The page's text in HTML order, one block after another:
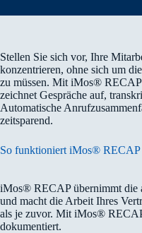
Stellen Sie sich vor, Ihre
konzentrieren, ohne sich um
zu müssen. Mit iMos®
zeichnet Gespräche auf,
Automatische
zeitsparend.
So funktioniert iMos® RECAP
iMos® RECAP übernimmt die
und macht die Arbeit Ihres
als je zuvor. Mit iMos®
dokumentiert.